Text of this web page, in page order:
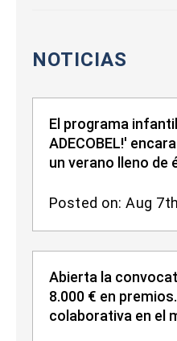
NOTICIAS
El programa
ADECOBEL!'
un verano lleno de
Posted on: Aug
Abierta la
8.000 € en
colaborativa en el